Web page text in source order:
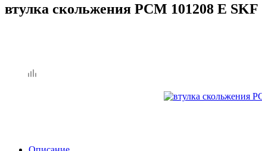
втулка скольжения PCM 101208 E SKF